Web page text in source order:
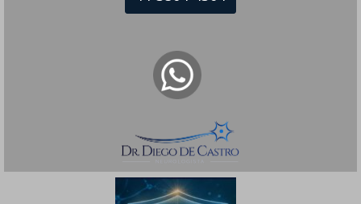
Posts Relacionados: